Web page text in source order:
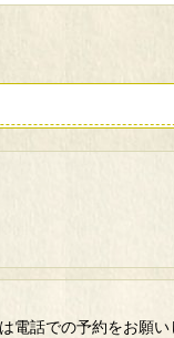
電話での予約をお願い